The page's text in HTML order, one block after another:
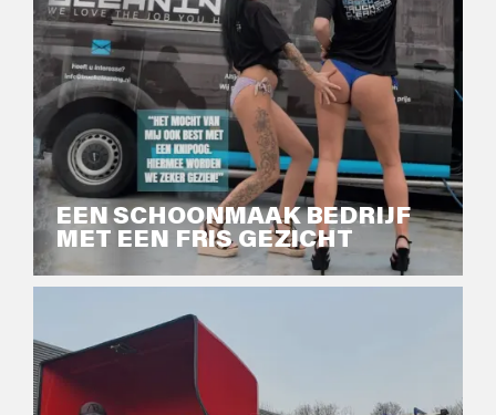
EEN SCHOONMAAK BEDRIJF
MET EEN FRIS GEZICHT